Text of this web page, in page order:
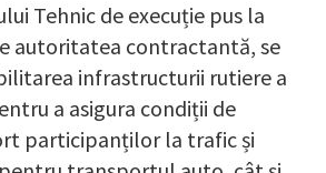
Tehnic de execuție pus la
autoritatea contractantă, se
infrastructurii rutiere a
a asigura condiții de
participanților la trafic și